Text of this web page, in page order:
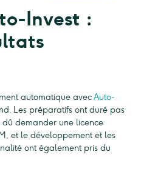
Invest :
automatique avecAuto-
Les préparatifs ont duré pas
dû demander une licence
et le développement et les
ont également pris du